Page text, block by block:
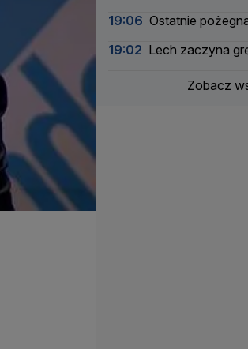
19:06 Ostatnie
19:02 Lech zaczyna
Zobacz